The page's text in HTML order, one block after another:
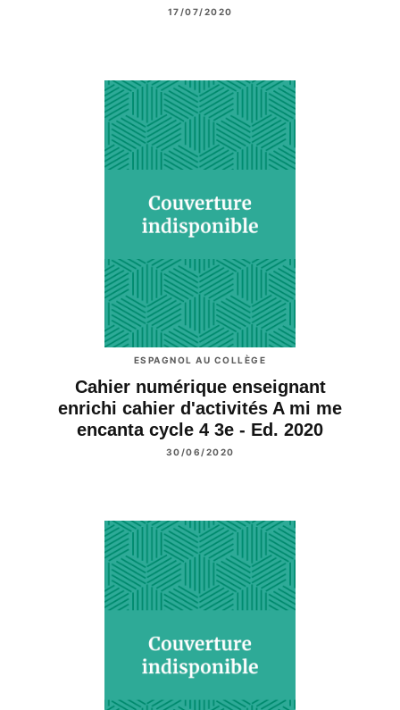
17/07/2020
ESPAGNOL AU COLLÈGE
Cahier numérique enseignant
enrichi cahier d'activités A mi me
encanta cycle 4 3e - Ed. 2020
30/06/2020